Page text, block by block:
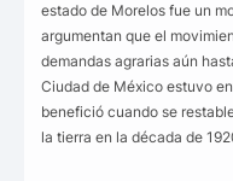
estado de Morelos fue un
argumentan que el
demandas agrarias aún
Ciudad de México estuvo
benefició cuando se
la tierra en la década de